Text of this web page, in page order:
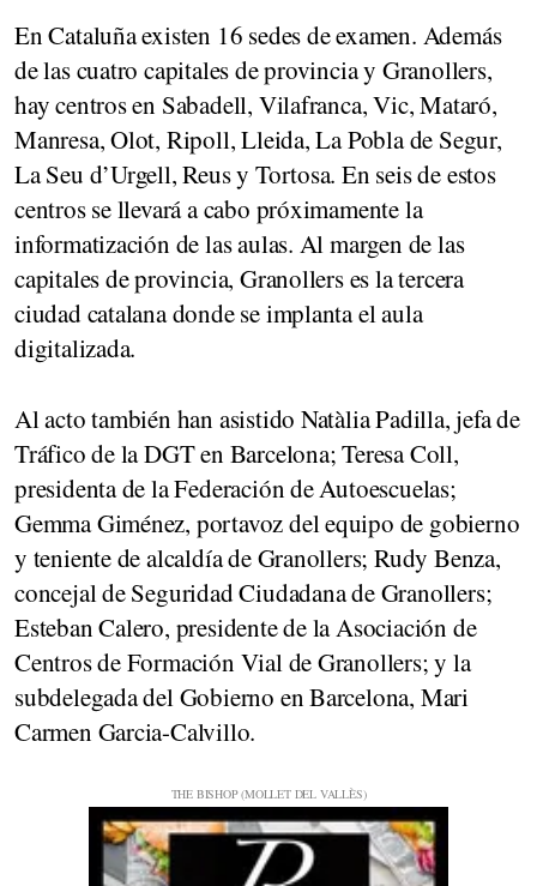
En Cataluña existen 16 sedes de examen. Además
de las cuatro capitales de provincia y Granollers,
hay centros en Sabadell, Vilafranca, Vic, Mataró,
Manresa, Olot, Ripoll, Lleida, La Pobla de Segur,
La Seu d’Urgell, Reus y Tortosa. En seis de estos
centros se llevará a cabo próximamente la
informatización de las aulas. Al margen de las
capitales de provincia, Granollers es la tercera
ciudad catalana donde se implanta el aula
digitalizada.
Al acto también han asistido Natàlia Padilla, jefa de
Tráfico de la DGT en Barcelona; Teresa Coll,
presidenta de la Federación de Autoescuelas;
Gemma Giménez, portavoz del equipo de gobierno
y teniente de alcaldía de Granollers; Rudy Benza,
concejal de Seguridad Ciudadana de Granollers;
Esteban Calero, presidente de la Asociación de
Centros de Formación Vial de Granollers; y la
subdelegada del Gobierno en Barcelona, Mari
Carmen Garcia-Calvillo.